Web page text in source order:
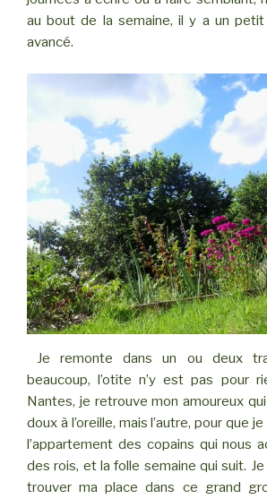
au bout de la semaine, il y a un
avancé.
Je remonte dans un ou deux
beaucoup, l’otite n’y est pas pour
Nantes, je retrouve mon amoureux
doux à l’oreille, mais l’autre, pour que
l’appartement des copains qui nous
des rois, et la folle semaine qui suit.
trouver ma place dans ce grand